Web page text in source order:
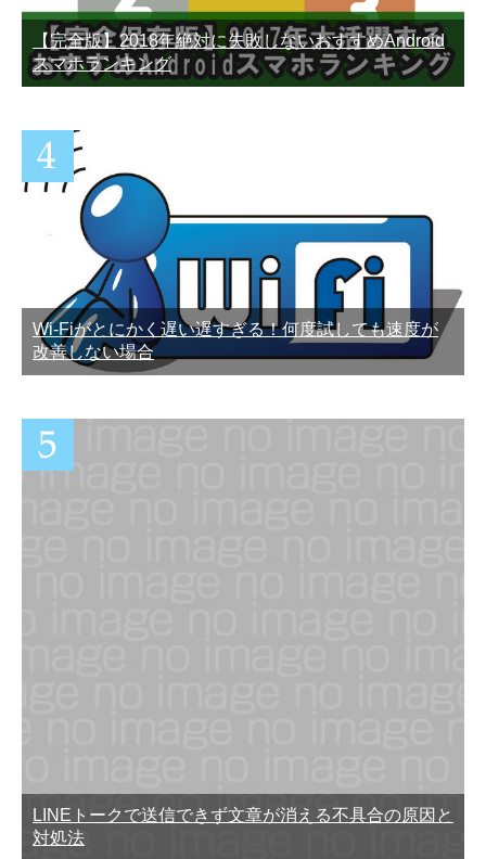
【完全版】2018年絶対に失敗しないおすすめAndroid
スマホランキング
Wi-Fiがとにかく遅い遅すぎる！何度試しても速度が
改善しない場合
LINEトークで送信できず文章が消える不具合の原因と
対処法